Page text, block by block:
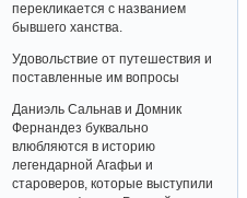
перекликается с названием
бывшего ханства.
Удовольствие от путешествия и
поставленные им вопросы
Даниэль Сальнав и Домник
Фернандез буквально
влюбляются в историю
легендарной Агафьи и
староверов, которые выступили